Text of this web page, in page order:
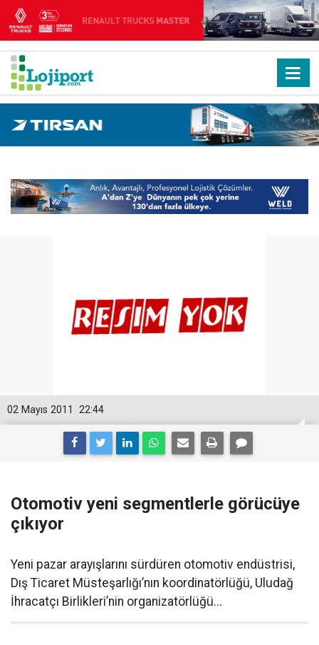
22:44
02 Mayıs 2011
Otomotiv yeni segmentlerle görücüye
çıkıyor
Yeni pazar arayışlarını sürdüren otomotiv endüstrisi,
Dış Ticaret Müsteşarlığı’nın koordinatörlüğü, Uludağ
İhracatçı Birlikleri’nin organizatörlüğü...